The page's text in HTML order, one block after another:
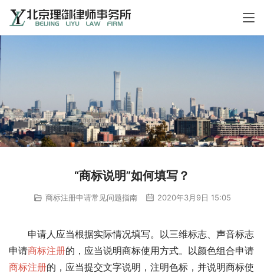
“商标说明”如何填写？
商标注册申请常见问题指南 2020年3月9日 15:05
申请人应当根据实际情况填写。以三维标志、声音标志
申请商标注册的，应当说明商标使用方式。以颜色组合申请
商标注册的，应当提交文字说明，注明色标，并说明商标使